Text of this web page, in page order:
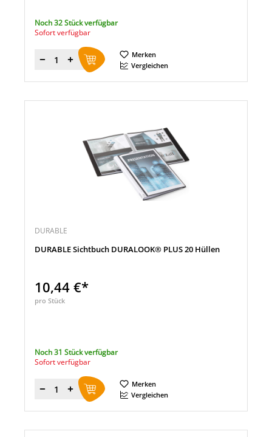
Noch 32 Stück verfügbar
Sofort verfügbar
Menge
Merken
Vergleichen
DURABLE
DURABLE Sichtbuch DURALOOK® PLUS 20 Hüllen
10,44 €*
pro Stück
Noch 31 Stück verfügbar
Sofort verfügbar
Menge
Merken
Vergleichen